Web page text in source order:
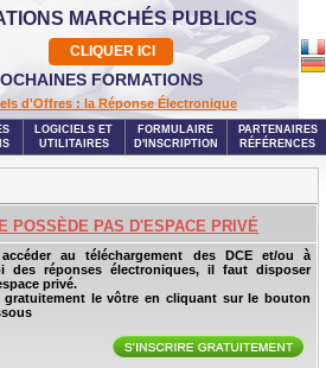
MARCHÉS PUBLICS
CLIQUER ICI
FORMATIONS
d'Offres : la Réponse Électronique
LOGICIELS ET
UTILITAIRES
FORMULAIRE
D'INSCRIPTION
PARTENAIRES
RÉFÉRENCES
POSSÈDE PAS D'ESPACE PRIVÉ
au téléchargement des DCE et/ou à
des réponses électroniques, il faut disposer
privé.
gratuitement le vôtre en cliquant sur le bouton